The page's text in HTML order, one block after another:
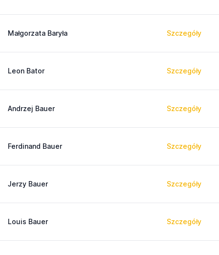
Małgorzata Baryła Szczegóły
Leon Bator Szczegóły
Andrzej Bauer Szczegóły
Ferdinand Bauer Szczegóły
Jerzy Bauer Szczegóły
Louis Bauer Szczegóły